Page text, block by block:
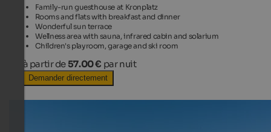
Family-run guesthouse at Kronplatz
Rooms and flats with breakfast and dinner
Wonderful sun terrace
Wellness area with sauna, infrared cabin and solarium
Children's playroom, garage and ski room
à partir de 57.00 € par nuit
Demander directement